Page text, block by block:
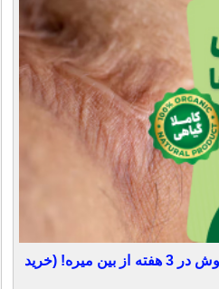
جای هر زخم و بخیه با این روش در 3 هفته از بین میره! (خرید